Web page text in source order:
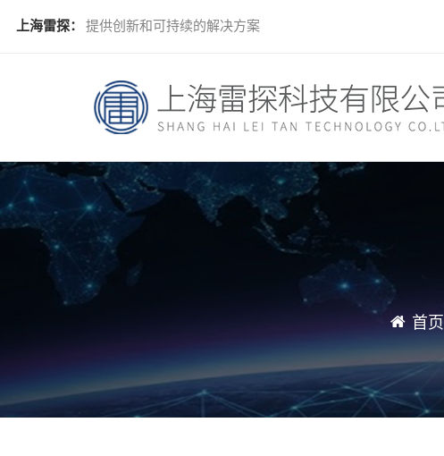
上海雷探： 提供创新和可持续的解决方案
首页